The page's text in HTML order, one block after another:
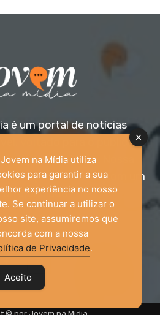
é um portal de notícias
voltado para o público
a todas as idades. Nossa
relevante com um
diferenciado.
em contato:
Jovem na Mídia utiliza
para garantir a sua
experiência no nosso
Se continuar a utilizar o
site, assumiremos que
com a nossa
de Privacidade.
Aceito